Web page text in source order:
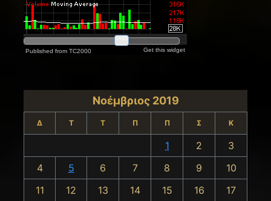
Νοέμβριος 2019
Δ Τ Τ Π Π Σ Κ
1 2
3
4
5 6 7 8 9
10
11
12 13 14 15 16
17